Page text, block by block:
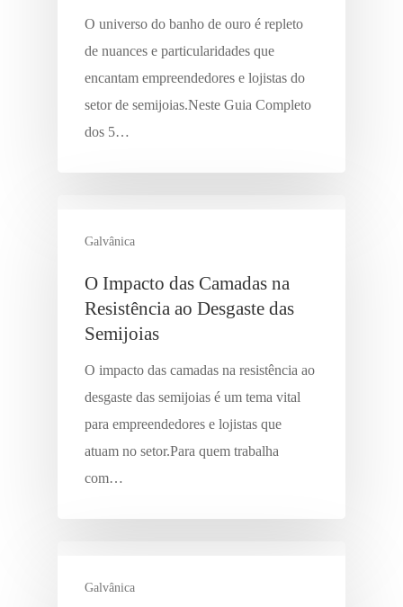
O universo do banho de ouro é repleto
de nuances e particularidades que
encantam empreendedores e lojistas do
setor de semijoias.Neste Guia Completo
dos 5…
Galvânica
O Impacto das Camadas na
Resistência ao Desgaste das
Semijoias
O impacto das camadas na resistência ao
desgaste das semijoias é um tema vital
para empreendedores e lojistas que
atuam no setor.Para quem trabalha
com…
Galvânica